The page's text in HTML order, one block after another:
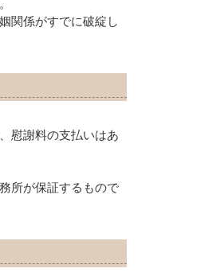
関係がすでに破綻し
慰謝料の支払いはあ
所が保証するもので